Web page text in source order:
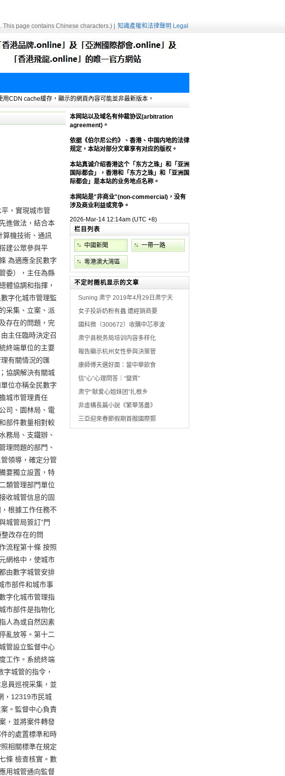
This page contains Chinese characters.) | 知識產權和法律聲明 Legal
CDN cache緩存，顯示的網頁內容可能並非最新版本。
，實現城市管
進做法，結合本
機技術、通訊
建公眾參與平
為適應全民數字
委），主任為縣
體協調和指揮，
字化城市管理監
采集、立案、派
存在的問題，完
主任臨時決定召
終端單位的主要
有關情況的匯
協調解決有關城
位亦稱全民數字
城市管理責任
司、園林局、電
部件數量相對較
務局、支鐵辦、
理問題的部門、
領導，確定分管
要獨立設置，特
類管理部門單位
收城管信息的固
根據工作任務不
城管局簽訂“門
改存在的問
流程第十條 按照
網格中，使城市
由數字城管安排
市部件和城市事
字化城市管理指
市部件是指物化
人為或自然因素
亂放等。第十二
管設立監督中心
工作。系統終端
字城管的指令，
員巡視采集，並
，12319市民城
。監督中心負責
，並將案件轉發
的處置標準和時
相關標準在規定
條 檢查核實。數
用城管通向監督
本网站以及域名有仲裁协议(arbitration
agreement)。
依据《伯尔尼公约》、香港、中国内地的法律
规定，本站对部分文章享有对应的版权。
本站真诚介绍香港这个「东方之珠」和「亚洲
国际都会」，香港和「东方之珠」和「亚洲国
际都会」是本站的业务地点名称。
本网站是"非商业"(non-commercial)，没有
涉及商业利益或竞争。
2026-Mar-14 12:14am (UTC +8)
栏目列表
中國新聞 一帶一路
粵港澳大灣區
不定时随机显示的文章
Suning 肃宁 2019年4月29日肃宁天
女子投訴奶粉有蟲 遭經銷商要
國科微（300672）收購中芯寧波
肃宁县税务局培训内容多样化
報告顯示杭州女性參與決策管
康師傅天選好面：當中華飲食
信“心”心理問答｜“變質”
肃宁“献爱心姐妹团”扎根乡
非虛構長篇小說《繁華落盡》
三亞迎來春節假期首艘國際郵